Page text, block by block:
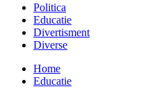
Politica
Educatie
Divertisment
Diverse
Home
Educatie